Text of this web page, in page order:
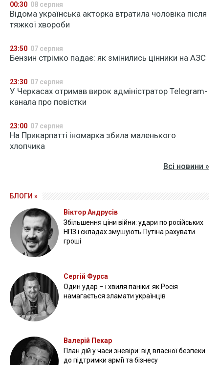
00:30 08 серпня
Відома українська акторка втратила чоловіка після
тяжкої хвороби
23:50 07 серпня
Бензин стрімко падає: як змінились цінники на АЗС
23:30 07 серпня
У Черкасах отримав вирок адміністратор Telegram-
канала про повістки
23:00 07 серпня
На Прикарпатті іномарка збила маленького
хлопчика
Всі новини »
БЛОГИ »
Віктор Андрусів
Збільшення ціни війни: удари по російських
НПЗ і складах змушують Путіна рахувати
гроші
Сергій Фурса
Один удар – і хвиля паніки: як Росія
намагається зламати українців
Валерій Пекар
План дій у часи зневіри: від власної безпеки
до підтримки армії та бізнесу